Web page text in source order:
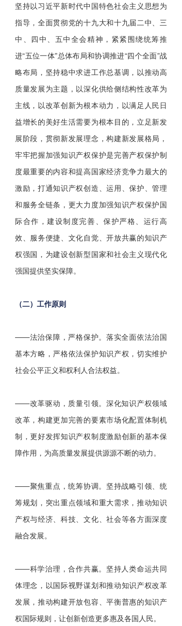
坚持以习近平新时代中国特色社会主义思想为
指导，全面贯彻党的十九大和十九届二中、三
中、四中、五中全会精神，紧紧围绕统筹推
进“五位一体”总体布局和协调推进“四个全面”战
略布局，坚持稳中求进工作总基调，以推动高
质量发展为主题，以深化供给侧结构性改革为
主线，以改革创新为根本动力，以满足人民日
益增长的美好生活需要为根本目的，立足新发
展阶段，贯彻新发展理念，构建新发展格局，
牢牢把握加强知识产权保护是完善产权保护制
度最重要的内容和提高国家经济竞争力最大的
激励，打通知识产权创造、运用、保护、管理
和服务全链条，更大力度加强知识产权保护国
际合作，建设制度完善、保护严格、运行高
效、服务便捷、文化自觉、开放共赢的知识产
权强国，为建设创新型国家和社会主义现代化
强国提供坚实保障。
（二）工作原则
——法治保障，严格保护。落实全面依法治国
基本方略，严格依法保护知识产权，切实维护
社会公平正义和权利人合法权益。
——改革驱动，质量引领。深化知识产权领域
改革，构建更加完善的要素市场化配置体制机
制，更好发挥知识产权制度激励创新的基本保
障作用，为高质量发展提供源源不断的动力。
——聚焦重点，统筹协调。坚持战略引领、统
筹规划，突出重点领域和重大需求，推动知识
产权与经济、科技、文化、社会等各方面深度
融合发展。
——科学治理，合作共赢。坚持人类命运共同
体理念，以国际视野谋划和推动知识产权改革
发展，推动构建开放包容、平衡普惠的知识产
权国际规则，让创新创造更多惠及各国人民。